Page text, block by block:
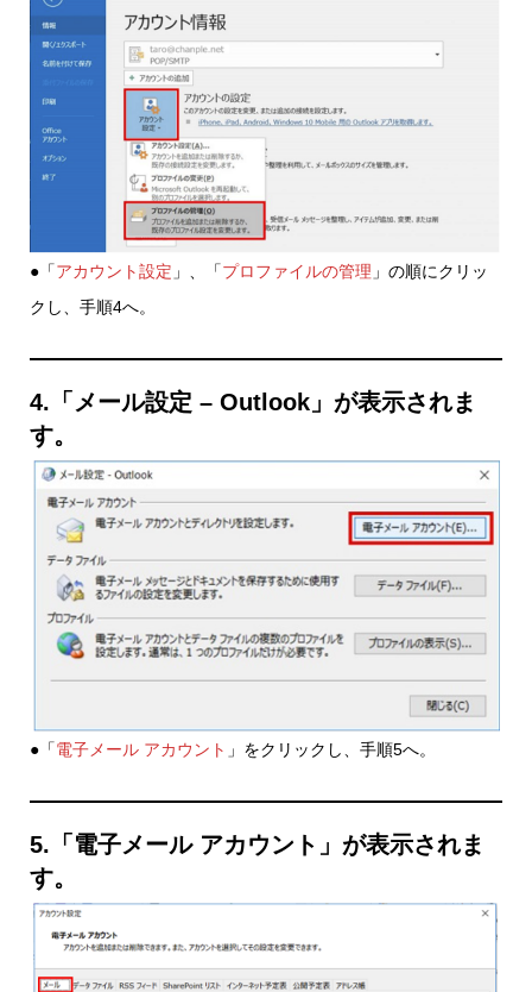
●「アカウント設定 」、「プロファイルの管理 」の順にクリッ
クし、手順4へ。
4.「メール設定 – Outlook」が表示されま
す。
●「電子メール アカウント 」をクリックし、手順5へ。
5.「電子メール アカウント」が表示されま
す。